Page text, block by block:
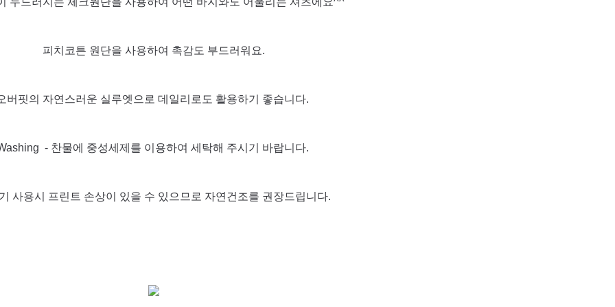
피치코튼 원단을 사용하여 촉감도 부드러워요.
버핏의 자연스러운 실루엣으로 데일리로도 활용하기 좋습니다.
- 찬물에 중성세제를 이용하여 세탁해 주시기 바랍니다.
사용시 프린트 손상이 있을 수 있으므로 자연건조를 권장드립니다.